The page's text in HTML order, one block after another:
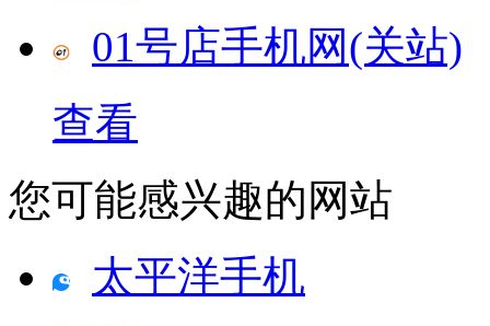
01号店手机网(关站)
查看
您可能感兴趣的网站
太平洋手机